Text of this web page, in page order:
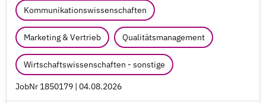
Kommunikationswissenschaften
Marketing & Vertrieb Qualitätsmanagement
Wirtschaftswissenschaften - sonstige
JobNr 1850179 | 04.08.2026